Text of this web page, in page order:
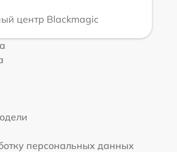
центр Blackmagic
персональных данных